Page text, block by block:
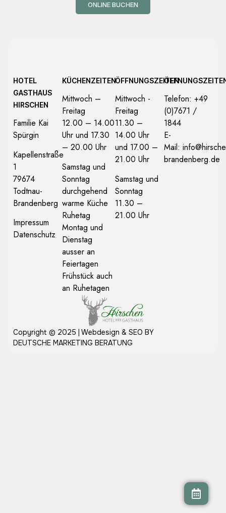
ONLINE BUCHEN
Copyright © 2025 | Webdesign & SEO BY
DEUTSCHE MARKETING BERATUNG
HOTEL
GASTHAUS
HIRSCHEN
Familie Kai
Spürgin
Kapellenstraße
1
79674
Todtnau-
Brandenberg
Impressum
Datenschutz
KÜCHENZEITEN
Mittwoch –
Freitag
12.00 – 14.00
Uhr und 17.30
– 20.00 Uhr
Samstag und
Sonntag
durchgehend
warme Küche
Ruhetag
Montag und
Dienstag
ausser an
Feiertagen
Frühstück auch
an Ruhetagen
ÖFFNUNGSZEITEN
Mittwoch -
Freitag
11.30 –
14.00 Uhr
und 17.00 –
21.00 Uhr
Samstag und
Sonntag
11.30 –
21.00 Uhr
Telefon: +49
(0)7671 /
1844
E-
Mail:
brandenberg.de